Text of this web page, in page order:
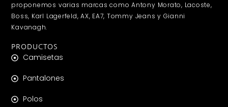
proponemos varias marcas como Antony Morato, Lacoste,
Boss, Karl Lagerfeld, AX, EA7, Tommy Jeans y Gianni
Kavanagh.
PRODUCTOS
Camisetas
Pantalones
Polos